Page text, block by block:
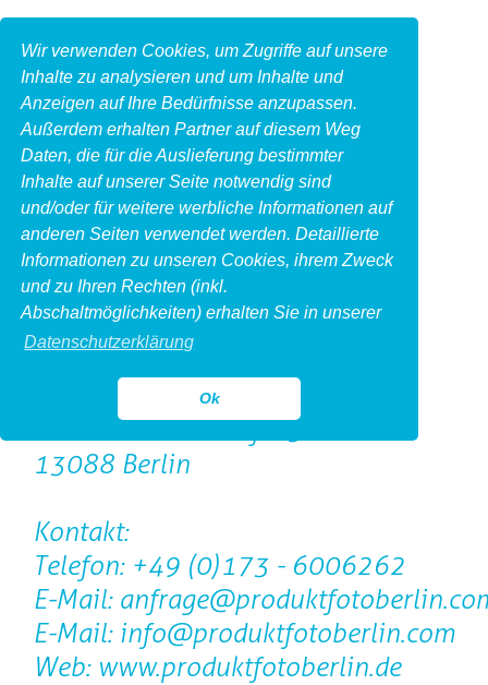
Wir verwenden Cookies, um Zugriffe auf unsere
Inhalte zu analysieren und um Inhalte und
Anzeigen auf Ihre Bedürfnisse anzupassen.
Außerdem erhalten Partner auf diesem Weg
Daten, die für die Auslieferung bestimmter
Inhalte auf unserer Seite notwendig sind
und/oder für weitere werbliche Informationen auf
anderen Seiten verwendet werden. Detaillierte
Informationen zu unseren Cookies, ihrem Zweck
und zu Ihren Rechten (inkl.
Abschaltmöglichkeiten) erhalten Sie in unserer
Datenschutzerklärung
Ok
Impressum
Produktfotoberlin.de
Michail Jahn Photography
Inhaber Michail Jahn
Herbert-Baum-Straße 5
13088 Berlin
Kontakt:
Telefon: +49 (0)173 - 6006262
E-Mail:
E-Mail: info@produktfotoberlin.com
Web: www.produktfotoberlin.de